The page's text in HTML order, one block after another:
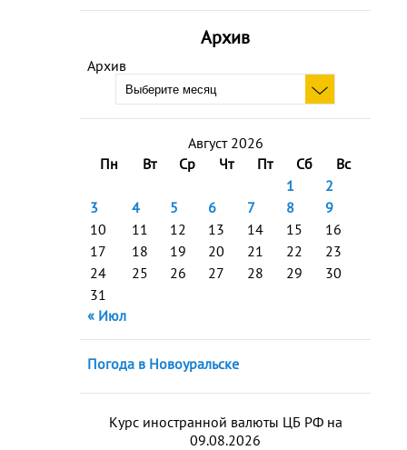
Архив
Архив
Август 2026
Пн
Вт Ср Чт Пт Сб
Вс
1
2
3
4 5 6 7 8
9
10
11 12 13 14 15
16
17
18 19 20 21 22
23
24
25 26 27 28 29
30
31
« Июл
Погода в Новоуральске
Курс иностранной валюты ЦБ РФ на
09.08.2026